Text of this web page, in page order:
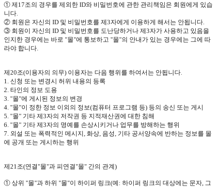
① 제 17조의 경우를 제외한 ID와 비밀번호에 관한 관리책임은 회원에게 있습
니다
② 회원은 자신의 ID 및 비밀번호를 제3자에게 이용하게 해서는 안됩니다
③ 회원이 자신의 ID 및 비밀번호를 도난당하거나 제3자가 사용하고 있음을
인지한 경우에는 바로 "몰"에 통보하고 "몰"의 안내가 있는 경우에는 그에 따
라야 합니다
제20조(이용자의 의무) 이용자는 다음 행위를 하여서는 안됩니다
1. 신청 또는 변경시 허위 내용의 등록
2. 타인의 정보 도용
3. "몰"에 게시된 정보의 변경
4. "몰"이 정한 정보 이외의 정보(컴퓨터 프로그램 등) 등의 송신 또는 게시
5. "몰" 기타 제3자의 저작권 등 지적재산권에 대한 침해
6. "몰" 기타 제3자의 명예를 손상시키거나 업무를 방해하는 행위
7. 외설 또는 폭력적인 메시지 화상 음성 기타 공서양속에 반하는 정보를 몰
에 공개 또는 게시하는 행위
제21 조(연결"몰"과 피연결"몰" 간의 관계)
① 상위 "몰"과 하위 "몰"이 하이퍼 링크(예 : 하이퍼 링크의 대상에는 문자 그